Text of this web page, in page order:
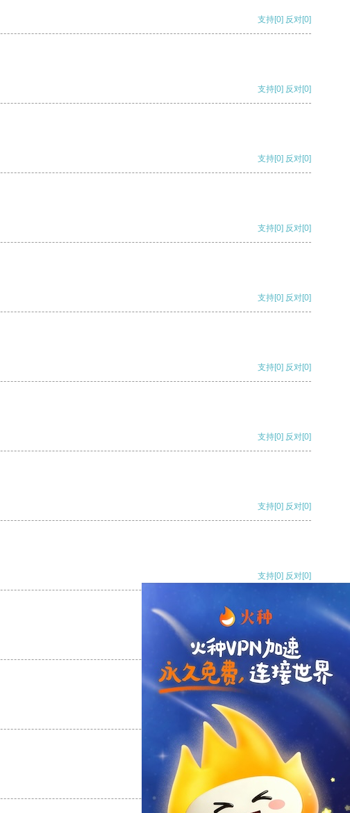
支持[0] 反对[0]
支持[0] 反对[0]
支持[0] 反对[0]
支持[0] 反对[0]
支持[0] 反对[0]
支持[0] 反对[0]
支持[0] 反对[0]
支持[0] 反对[0]
支持[0] 反对[0]
支持[0] 反对
支持
反对 [0]